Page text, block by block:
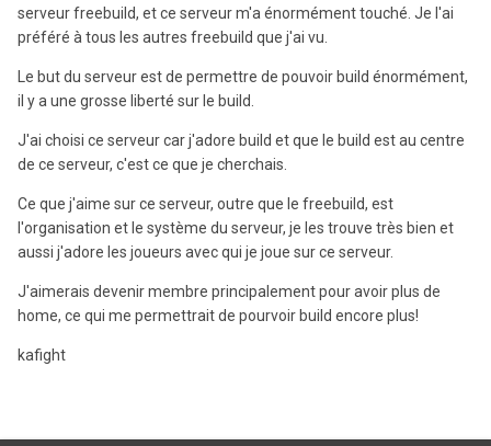
serveur freebuild, et ce serveur m'a énormément touché. Je l'ai
préféré à tous les autres freebuild que j'ai vu.
Le but du serveur est de permettre de pouvoir build énormément,
il y a une grosse liberté sur le build.
J'ai choisi ce serveur car j'adore build et que le build est au centre
de ce serveur, c'est ce que je cherchais.
Ce que j'aime sur ce serveur, outre que le freebuild, est
l'organisation et le système du serveur, je les trouve très bien et
aussi j'adore les joueurs avec qui je joue sur ce serveur.
J'aimerais devenir membre principalement pour avoir plus de
home, ce qui me permettrait de pourvoir build encore plus!
kafight